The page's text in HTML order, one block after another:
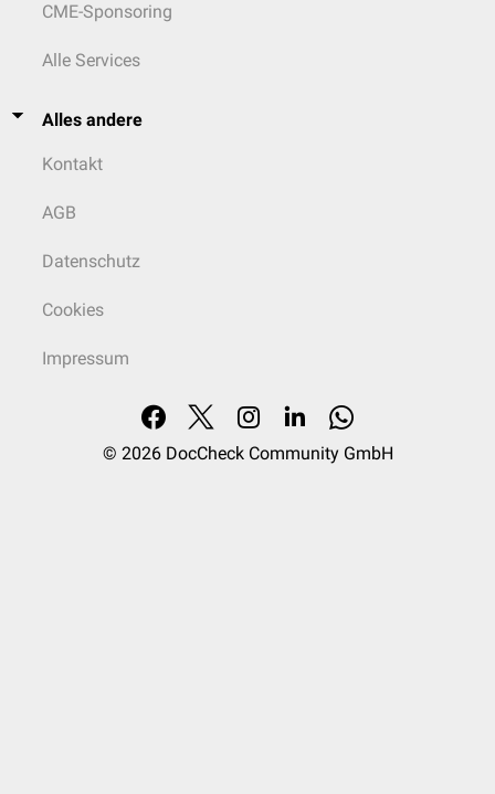
CME-Sponsoring
Alle Services
Alles andere
Kontakt
AGB
Datenschutz
Cookies
Impressum
© 2026 DocCheck Community GmbH